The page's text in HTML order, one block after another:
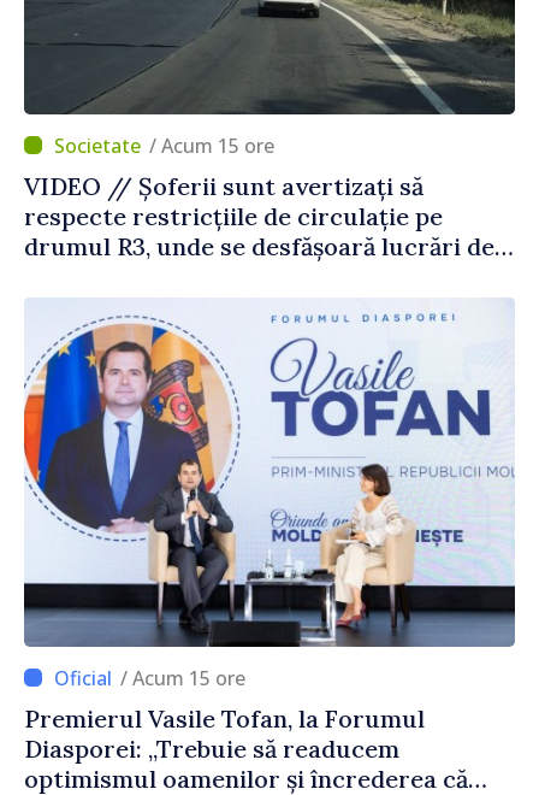
/ Acum 15 ore
VIDEO // Șoferii sunt avertizați să
respecte restricțiile de circulație pe
drumul R3, unde se desfășoară lucrări de
/ Acum 15 ore
Premierul Vasile Tofan, la Forumul
Diasporei: „Trebuie să readucem
optimismul oamenilor și încrederea că